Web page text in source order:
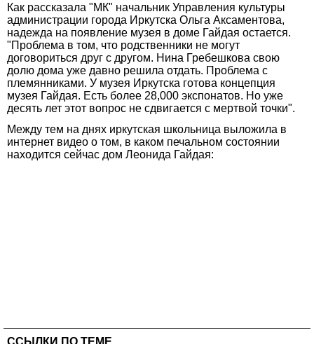
Как рассказала "МК" начальник Управления культуры
администрации города Иркутска Ольга Аксаментова,
надежда на появление музея в доме Гайдая остается.
"Проблема в том, что родственники не могут
договориться друг с другом. Нина Гребешкова свою
долю дома уже давно решила отдать. Проблема с
племянниками. У музея Иркутска готова концепция
музея Гайдая. Есть более 28,000 экспонатов. Но уже
десять лет этот вопрос не сдвигается с мертвой точки".
Между тем на днях иркутская школьница выложила в
интернет видео о том, в каком печальном состоянии
находится сейчас дом Леонида Гайдая:
ССЫЛКИ ПО ТЕМЕ